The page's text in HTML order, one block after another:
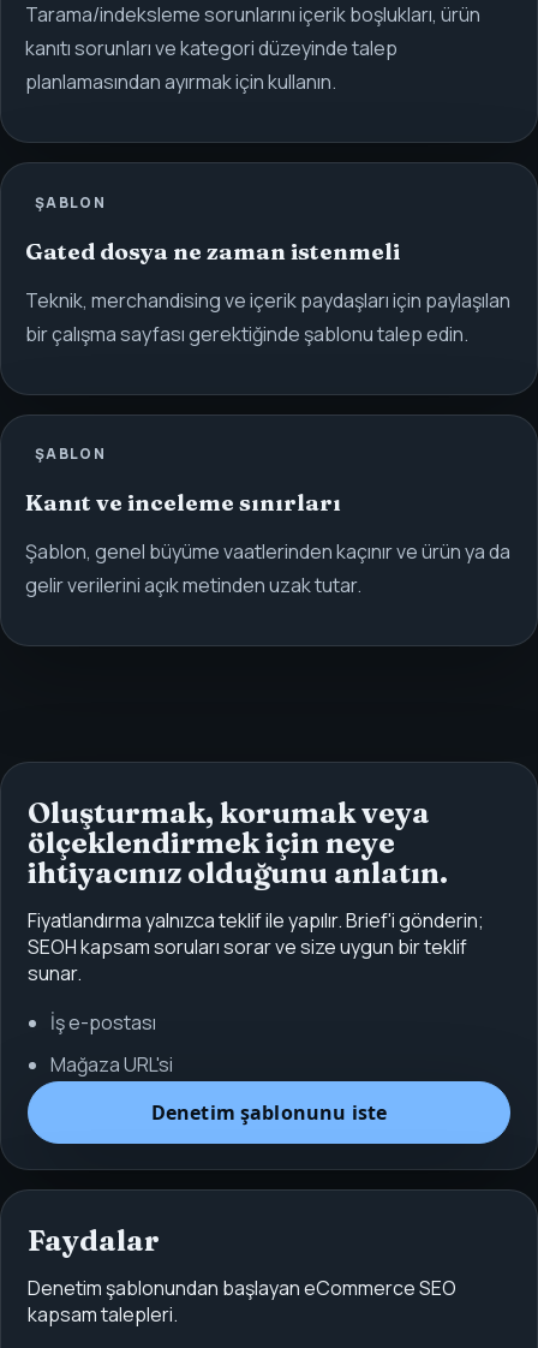
Tarama/indeksleme sorunlarını içerik boşlukları, ürün
kanıtı sorunları ve kategori düzeyinde talep
planlamasından ayırmak için kullanın.
ŞABLON
Gated dosya ne zaman istenmeli
Teknik, merchandising ve içerik paydaşları için paylaşılan
bir çalışma sayfası gerektiğinde şablonu talep edin.
ŞABLON
Kanıt ve inceleme sınırları
Şablon, genel büyüme vaatlerinden kaçınır ve ürün ya da
gelir verilerini açık metinden uzak tutar.
Oluşturmak, korumak veya
ölçeklendirmek için neye
ihtiyacınız olduğunu anlatın.
Fiyatlandırma yalnızca teklif ile yapılır. Brief'i gönderin;
SEOH kapsam soruları sorar ve size uygun bir teklif
sunar.
İş e-postası
Mağaza URL'si
Denetim şablonunu iste
Faydalar
Denetim şablonundan başlayan eCommerce SEO
kapsam talepleri.